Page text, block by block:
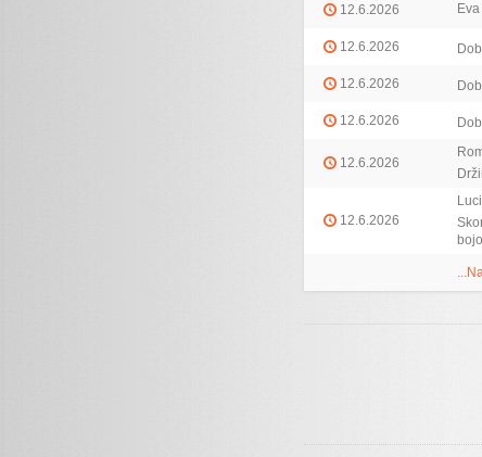
12.6.2026
12.6.2026
12.6.2026
12.6.2026
12.6.2026
12.6.2026